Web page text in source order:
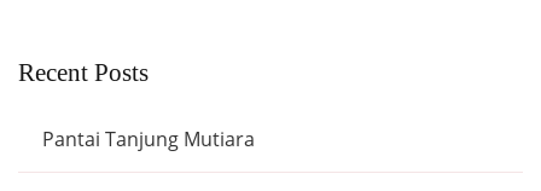
Recent Posts
Pantai Tanjung Mutiara